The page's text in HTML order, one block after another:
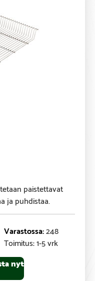
paistettavat
ja puhdistaa.
248
Toimitus: 1-5 vrk
nyt